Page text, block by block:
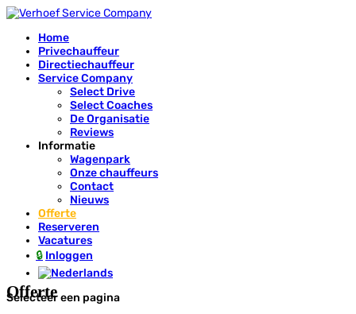
Home
Privechauffeur
Directiechauffeur
Service Company
Select Drive
Select Coaches
De Organisatie
Reviews
Informatie
Wagenpark
Onze chauffeurs
Contact
Nieuws
Offerte
Reserveren
Vacatures
Inloggen
Selecteer een pagina
Offerte